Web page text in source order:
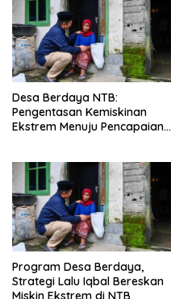
Desa Berdaya NTB:
Pengentasan Kemiskinan
Ekstrem Menuju Pencapaian
Program Desa Berdaya,
Strategi Lalu Iqbal Bereskan
Miskin Ekstrem di NTB